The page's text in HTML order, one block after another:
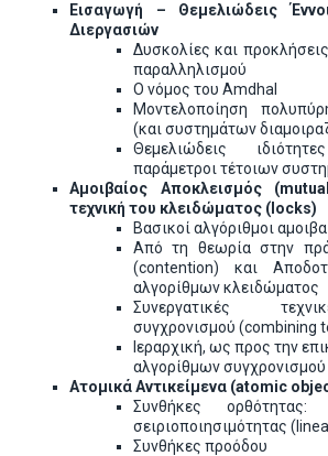
Εισαγωγή – Θεμελιώδεις
Διεργασιών
Δυσκολίες και
παραλληλισμού
Ο νόμος του Amdhal
Μοντελοποίηση
(και συστημάτων
Θεμελιώδεις
παράμετροι τέτοιων
Αμοιβαίος Αποκλεισμός (mutual
τεχνική του κλειδώματος ( locks)
Βασικοί αλγόριθμοι
Από τη θεωρία στην
(contention) και
αλγορίθμων κλειδώματος
Συνεργατικές
συγχρονισμού (combining
Ιεραρχική, ως προς την
αλγορίθμων συγχρονισμού
Ατομικά Αντικείμενα (atomic
Συνθήκες
σειριοποιησιμότητας
Συνθήκες προόδου